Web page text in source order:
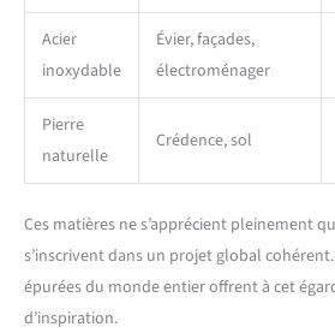
Acier
inoxydable
Évier, façades,
électroménager
Pierre
naturelle
Crédence, sol
Ces matières ne s’apprécient pleinement
s’inscrivent dans un projet global
épurées du monde entier offrent à cet
d’inspiration.